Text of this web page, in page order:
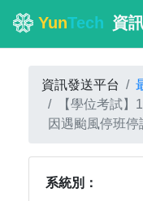
YunTech 資
資訊發送平台
【學位考試
因遇颱風停班停
系統別：